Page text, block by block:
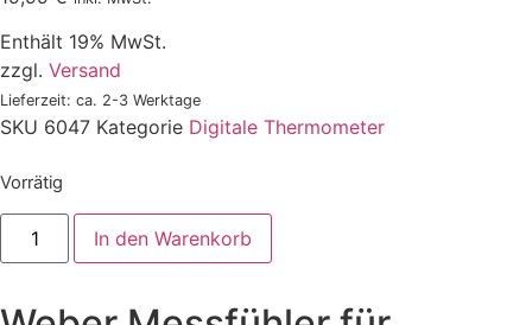
Enthält 19% MwSt.
zzgl. Versand
Lieferzeit: ca. 2-3 Werktage
SKU 6047 Kategorie Digitale Thermometer
Vorrätig
Weber
Messfühler
für
Modelle
In den Warenkorb